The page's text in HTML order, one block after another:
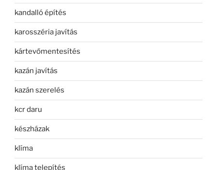
kandalló építés
karosszéria javítás
kártevőmentesítés
kazán javítás
kazán szerelés
kcr daru
készházak
klíma
klíma telepítés